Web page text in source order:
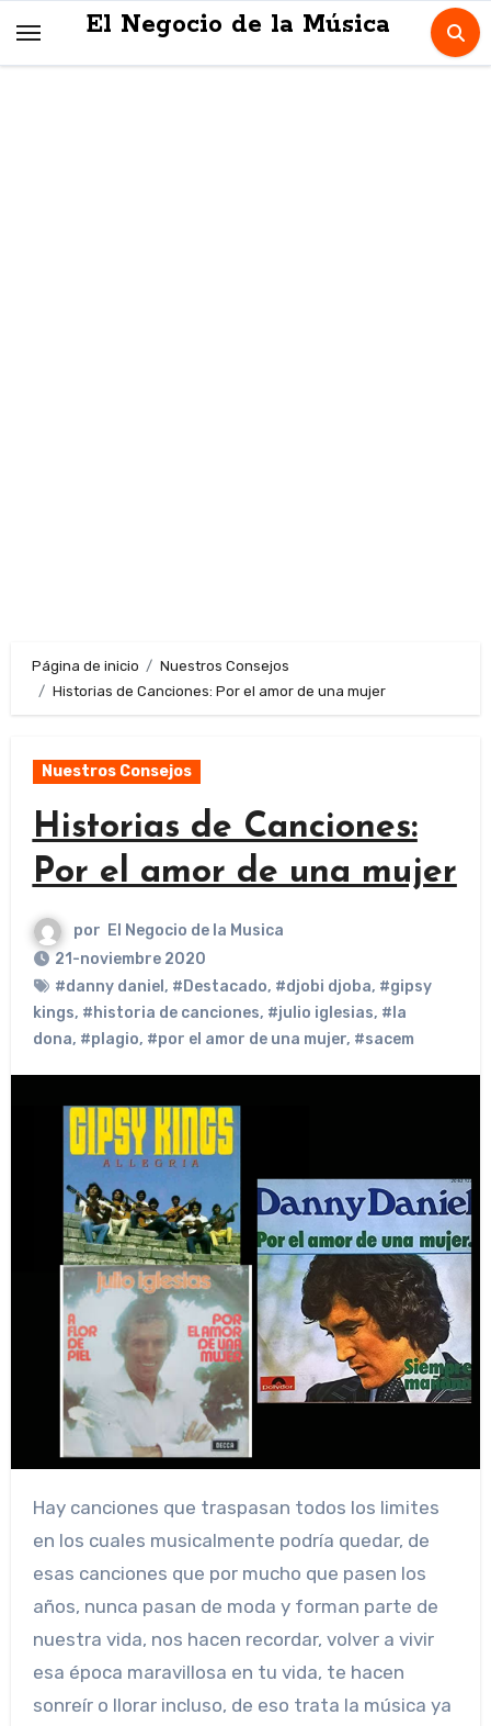
El Negocio de la Música
Página de inicio
Nuestros Consejos
Historias de Canciones: Por el amor de una mujer
Nuestros Consejos
Historias de Canciones:
Por el amor de una mujer
por El Negocio de la Musica
21-noviembre 2020
#danny daniel , #Destacado, #djobi djoba, #gipsy
kings, #historia de canciones, #julio iglesias, #la
dona, #plagio, #por el amor de una mujer, #sacem
Hay canciones que traspasan todos los limites
en los cuales musicalmente podría quedar, de
esas canciones que por mucho que pasen los
años, nunca pasan de moda y forman parte de
nuestra vida, nos hacen recordar, volver a vivir
esa época maravillosa en tu vida, te hacen
sonreír o llorar incluso, de eso trata la música ya